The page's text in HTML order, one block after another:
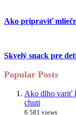
Ako pripraviť
Skvelý snack pre
Popular Posts
Ako dlho variť
chuti
6 581 views